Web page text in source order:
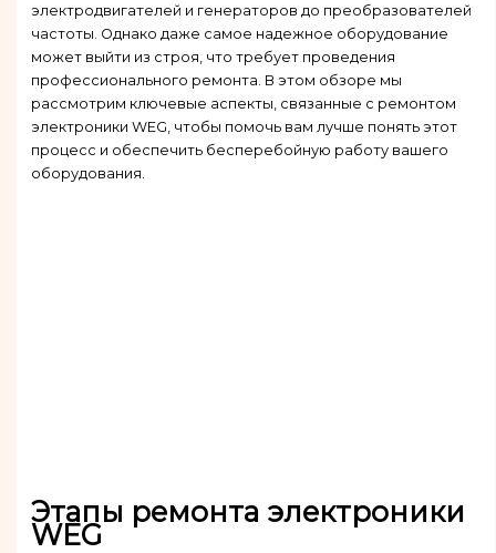
электродвигателей и генераторов до преобразователей
частоты. Однако даже самое надежное оборудование
может выйти из строя, что требует проведения
профессионального ремонта. В этом обзоре мы
рассмотрим ключевые аспекты, связанные с ремонтом
электроники WEG, чтобы помочь вам лучше понять этот
процесс и обеспечить бесперебойную работу вашего
оборудования.
Этапы ремонта электроники
WEG